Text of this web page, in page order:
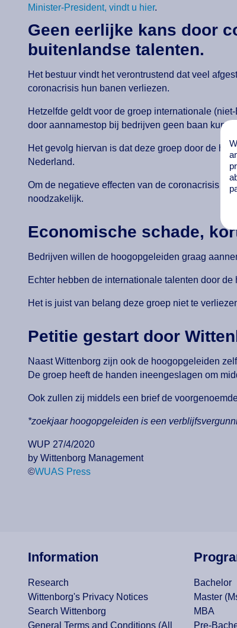
Minister-President, vindt u hier.
Geen eerlijke kans door
buitenlandse talenten.
Het bestuur vindt het verontrustend dat veel
coronacrisis hun banen verliezen.
Hetzelfde geldt voor de groep internationale
door aannamestop bij bedrijven geen baan
Het gevolg hiervan is dat deze groep door de
Nederland.
Om de negatieve effecten van de coronacrisis
noodzakelijk.
Economische schade,
Bedrijven willen de hoogopgeleiden graag
Echter hebben de internationale talenten door
Het is juist van belang deze groep niet te
Petitie gestart door
Naast Wittenborg zijn ook de hoogopgeleiden
De groep heeft de handen ineengeslagen om
Ook zullen zij middels een brief de
*zoekjaar hoogopgeleiden is een
WUP 27/4/2020
by Wittenborg Management
©WUAS Press
Information
Research
Wittenborg's Privacy Notices
Search Wittenborg
General Terms and Conditions (All
Bachelor
Master
MBA
Pre-